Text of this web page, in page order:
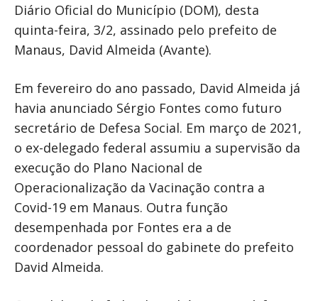
Diário Oficial do Município (DOM), desta
quinta-feira, 3/2, assinado pelo prefeito de
Manaus, David Almeida (Avante).
Em fevereiro do ano passado, David Almeida já
havia anunciado Sérgio Fontes como futuro
secretário de Defesa Social. Em março de 2021,
o ex-delegado federal assumiu a supervisão da
execução do Plano Nacional de
Operacionalização da Vacinação contra a
Covid-19 em Manaus. Outra função
desempenhada por Fontes era a de
coordenador pessoal do gabinete do prefeito
David Almeida.